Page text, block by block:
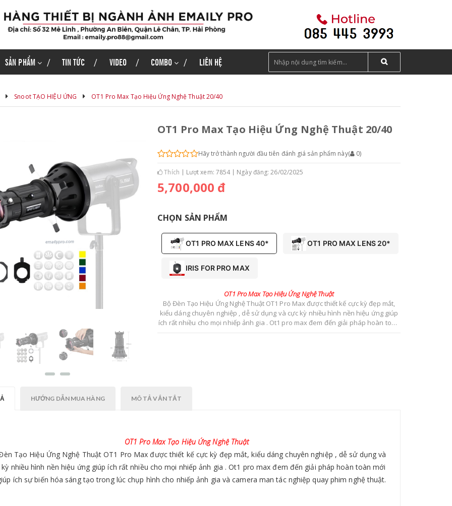
SẢN PHẨM TIN TỨC VIDEO COMBO LIÊN HỆ
Snoot TẠO HIỆU ỨNG OT1 Pro Max Tạo Hiệu Ứng Nghệ Thuật 20/40
OT1 Pro Max Tạo Hiệu Ứng Nghệ Thuật 20/40
Hãy trở thành người đầu tiên đánh giá sản phẩm này( 0)
Thích Lượt xem: 7854 Ngày đăng: 26/02/2025
5,700,000 đ
CHỌN SẢN PHẨM
OT1 PRO MAX LENS 40* OT1 PRO MAX LENS 20*
IRIS FOR PRO MAX
OT1 Pro Max Tạo Hiệu Ứng Nghệ Thuật
Bộ Đèn Tạo Hiệu Ứng Nghệ Thuật OT1 Pro Max được thiết kế cực kỳ đẹp mắt,
kiểu dáng chuyên nghiệp , dễ sử dụng và cực kỳ nhiều hình nền hiệu ứng giúp
ích rất nhiều cho mọi nhiếp ảnh gia . Ot1 pro max đem đến giải pháp hoàn toàn
HƯỚNG DẪN MUA HÀNG MÔ TẢ VẮN TẮT
OT1 Pro Max Tạo Hiệu Ứng Nghệ Thuật
Tạo Hiệu Ứng Nghệ Thuật OT1 Pro Max được thiết kế cực kỳ đẹp mắt, kiểu dáng chuyên nghiệp , dễ sử dụng và
nhiều hình nền hiệu ứng giúp ích rất nhiều cho mọi nhiếp ảnh gia . Ot1 pro max đem đến giải pháp hoàn toàn mới
ích sự biến hóa sáng tạo trong lúc chụp hình cho nhiếp ảnh gia và camera man tác nghiệp quay phim nghệ thuật.